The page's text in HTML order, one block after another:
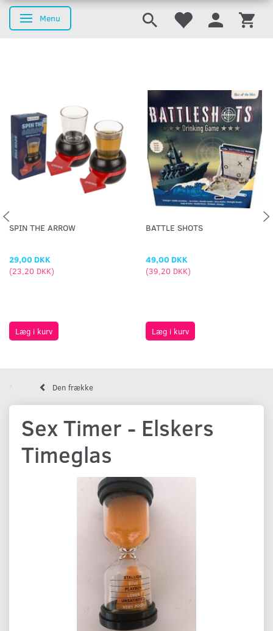
Skifte navigation
Menu
SPIN THE ARROW
29,00 DKK
(23,20 DKK)
Læg i kurv
BATTLE SHOTS
49,00 DKK
(39,20 DKK)
Læg i kurv
Den frække
Sex Timer - Elskers
Timeglas